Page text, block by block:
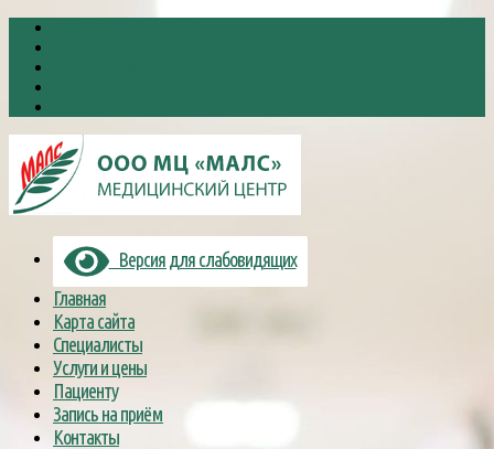
Версия для слабовидящих
Главная
Карта сайта
Специалисты
Услуги и цены
Пациенту
Запись на приём
Контакты